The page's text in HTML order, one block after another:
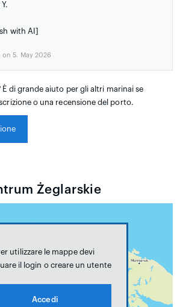
with AI]
5. May 2026
di grande aiuto per gli altri marinai se
o una recensione del porto.
Żeglarskie
utilizzare le mappe devi
il login o creare un utente
Accedi